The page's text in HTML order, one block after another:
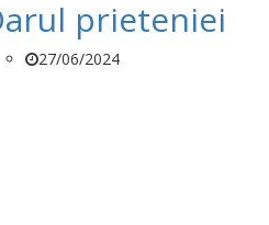
prieteniei
27/06/2024